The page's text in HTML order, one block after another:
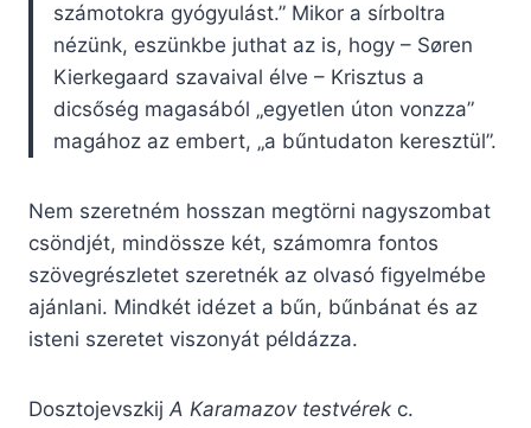
számotokra gyógyulást.” Mikor a sírboltra
nézünk, eszünkbe juthat az is, hogy – Søren
Kierkegaard szavaival élve – Krisztus a
dicsőség magasából „egyetlen úton vonzza”
magához az embert, „a bűntudaton keresztül”.
Nem szeretném hosszan megtörni nagyszombat
csöndjét, mindössze két, számomra fontos
szövegrészletet szeretnék az olvasó figyelmébe
ajánlani. Mindkét idézet a bűn, bűnbánat és az
isteni szeretet viszonyát példázza.
Dosztojevszkij A Karamazov testvérek c.